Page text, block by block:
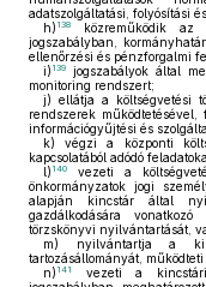
adatszolgáltatási, folyósítási
h) 138
közreműködik az
jogszabályban,
ellenőrzési és pénzforgalmi
i) 139
jogszabályok által
monitoring rendszert;
j) ellátja a költségvetési
rendszerek működtetésével,
információgyűjtési és
k) végzi a központi
kapcsolatából adódó
l) 140
vezeti a
önkormányzatok jogi
alapján kincstár által
gazdálkodására
törzskönyvi nyilvántartását,
m) nyilvántartja a
tartozásállományát,
n) 141
vezeti a kincstári